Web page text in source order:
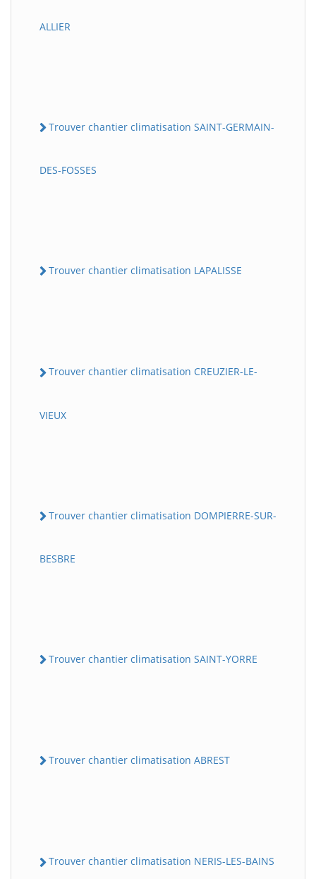
ALLIER
Trouver chantier climatisation SAINT-GERMAIN-
DES-FOSSES
Trouver chantier climatisation LAPALISSE
Trouver chantier climatisation CREUZIER-LE-
VIEUX
Trouver chantier climatisation DOMPIERRE-SUR-
BESBRE
Trouver chantier climatisation SAINT-YORRE
Trouver chantier climatisation ABREST
Trouver chantier climatisation NERIS-LES-BAINS